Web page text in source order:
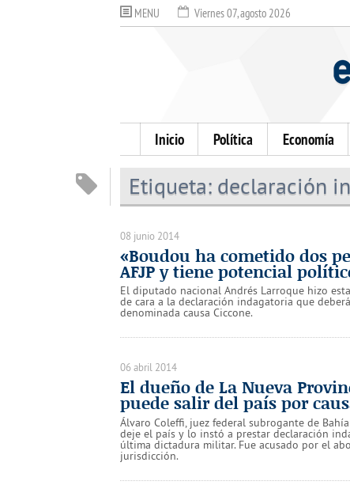
MENU Viernes 07, agosto 2026
Inicio Política Economía
Etiqueta: declaración
08 junio 2014
«Boudou ha cometido dos
AFJP y tiene potencial
El diputado nacional Andrés Larroque hizo
de cara a la declaración indagatoria que
denominada causa Ciccone.
06 abril 2014
El dueño de La Nueva
puede salir del país por
Álvaro Coleffi, juez federal subrogante de
deje el país y lo instó a prestar declaración
última dictadura militar. Fue acusado por el
jurisdicción.